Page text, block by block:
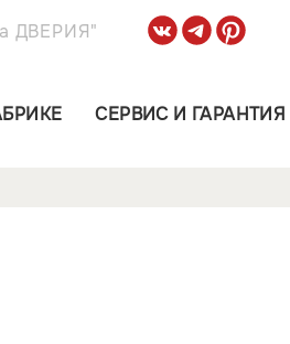
ДВЕРИЯ"
СЕРВИС И ГАРАНТИЯ